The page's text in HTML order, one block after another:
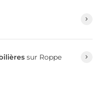
sur Roppe